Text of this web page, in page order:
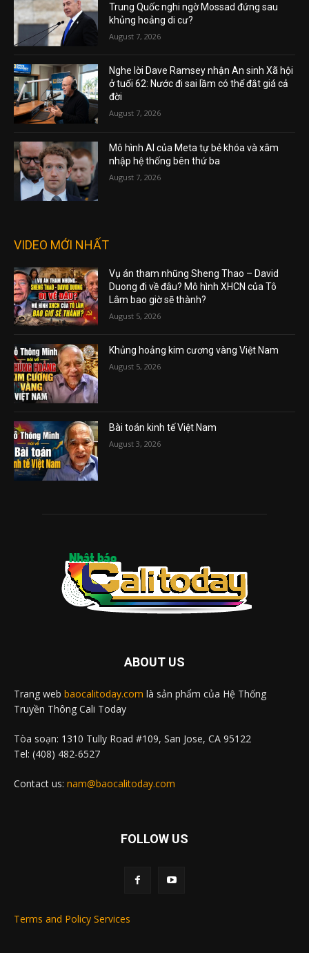
Trung Quốc nghi ngờ Mossad đứng sau
khủng hoảng di cư?
August 7, 2026
Nghe lời Dave Ramsey nhận An sinh Xã hội
ở tuổi 62: Nước đi sai lầm có thể đắt giá cả
đời
August 7, 2026
Mô hình AI của Meta tự bẻ khóa và xâm
nhập hệ thống bên thứ ba
August 7, 2026
VIDEO MỚI NHẤT
Vụ án tham nhũng Sheng Thao – David
Duong đi về đâu? Mô hình XHCN của Tô
Lâm bao giờ sẽ thành?
August 5, 2026
Khủng hoảng kim cương vàng Việt Nam
August 5, 2026
Bài toán kinh tế Việt Nam
August 3, 2026
ABOUT US
Trang web baocalitoday.com là sản phẩm của Hệ Thống
Truyền Thông Cali Today
Tòa soạn: 1310 Tully Road #109, San Jose, CA 95122
Tel: (408) 482-6527
Contact us: nam@baocalitoday.com
FOLLOW US
Terms and Policy Services